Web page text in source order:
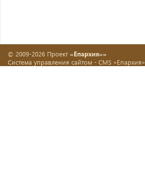
© 2009-2026 Проект «Епархия»»
Система управления сайтом - CMS «Епархия»